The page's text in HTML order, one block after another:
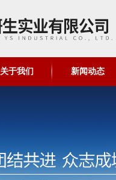
关于我们 新闻动态